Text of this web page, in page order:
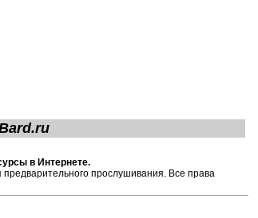
в Интернете.
прослушивания. Все права